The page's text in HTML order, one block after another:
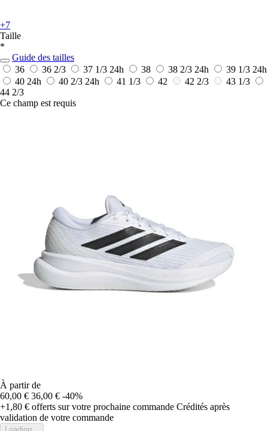
+7
Taille
*
Guide des tailles
36
36 2/3 37 1/3 24h 38 38 2/3 24h 39 1/3 24h
40 24h 40 2/3 24h 41 1/3 42 42 2/3
43 1/3
44 2/3
Ce champ est requis
À partir de
60,00 € 36,00 € -40%
+1,80 € offerts sur votre prochaine commande Crédités après
validation de votre commande